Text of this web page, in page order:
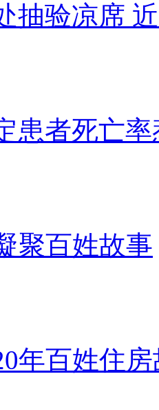
及因为房改方
有些保障房被
地产市场的发
采访香港大学
的“公屋”与“居
说，香港曾
客的家庭条件
卖给市民的福
之后，居屋仍
下。并且，一
居屋流动性低
上升，整个社
议。
抽验凉席
患者死亡
聚百姓故事
年百姓住